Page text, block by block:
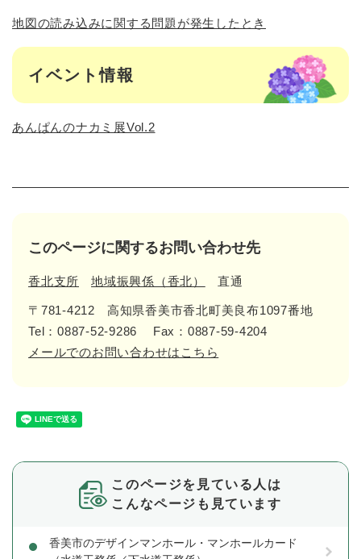
地図の読み込みに関する問題が発生したとき
イベント情報
あんぱんのナカミ展Vol.2
このページに関するお問い合わせ先
香北支所 地域振興係（香北） 直通
〒781-4212
高知県香美市香北町美良布1097番地
Tel：0887-52-9286
Fax：0887-59-4204
メールでのお問い合わせはこちら
このページを見ている人は
こんなページも見ています
香美市のデザインマンホール・マンホールカード